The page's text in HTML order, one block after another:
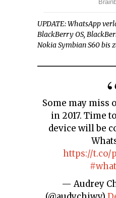
UPDATE: WhatsApp
BlackBerry OS,
Nokia Symbian S60 bis
Some may miss out on Whatsapp
in 2017. Time
device will be
https://t.co/
— Audrey Chiweshenga